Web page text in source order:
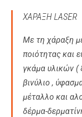
ΧΑΡΑΞΗ LASER
Με τη χάραξη
ποιότητας και
γκάμα υλικών (
βινύλιο ,
μέταλλο και
δέρμα-